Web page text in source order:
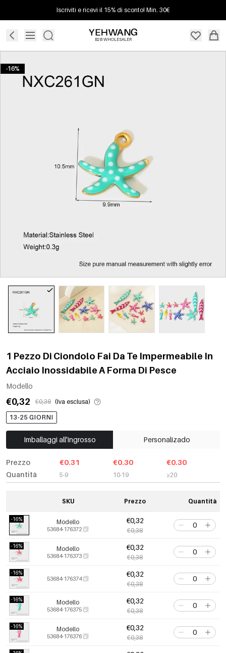
Iscriviti e ricevi il 15% di sconto! Min. 30€
B2B WHOLESALER
-16%
1 Pezzo Di Ciondolo Fai Da Te Impermeabile In
Acciaio Inossidabile A Forma Di Pesce
Modello
€0,32 €0,38 (Iva esclusa)
13-25 GIORNI
Imballaggi all'ingrosso Personalizado
Prezzo
Quantità
€0.31
5-9
€0.30
10-19
€0.30
≥20
SKU Prezzo Quantità
-16% Modello
53684-176372
€0,32
€0,38
-16% Modello
53684-176373
€0,32
€0,38
-16%
53684-176374
€0,32
€0,38
-16% Modello
53684-176375
€0,32
€0,38
-16% Modello
53684-176376
€0,32
€0,38